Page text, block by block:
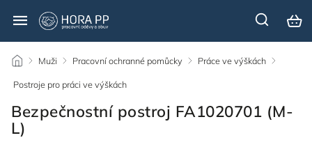
/ Muži / Pracovní ochranné pomůcky / Práce ve výškách /
Postroje pro práci ve výškách
Bezpečnostní postroj FA1020701 (M-
L)